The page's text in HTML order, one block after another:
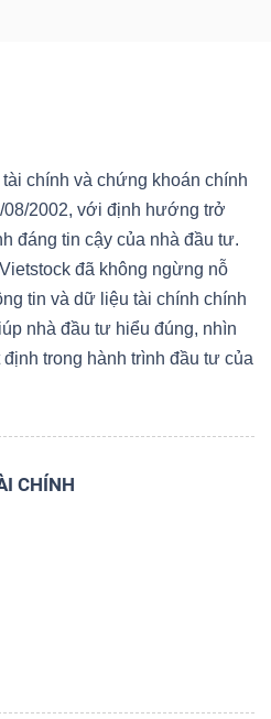
chính và chứng khoán chính
2002, với định hướng trở
đáng tin cậy của nhà đầu tư.
đã không ngừng nỗ
tin và dữ liệu tài chính chính
nhà đầu tư hiểu đúng, nhìn
trong hành trình đầu tư của
CHÍNH